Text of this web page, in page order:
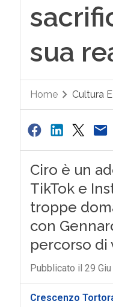
sua
Home Cultura
Ciro è un
TikTok e
troppe
con
percorso di
Pubblicato il 29
Crescenzo